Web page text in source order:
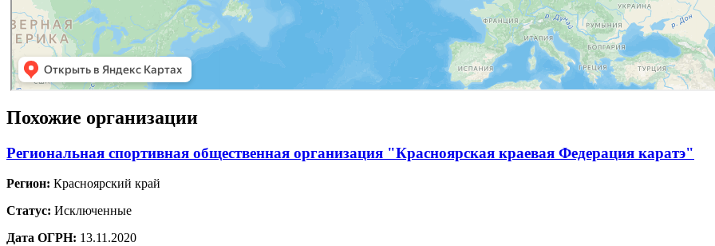
Похожие организации
Региональная спортивная общественная организация "Красноярская краевая Федерация каратэ"
Регион: Красноярский край
Статус: Исключенные
Дата ОГРН: 13.11.2020